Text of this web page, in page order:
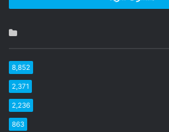
8,852
2,371
2,236
863